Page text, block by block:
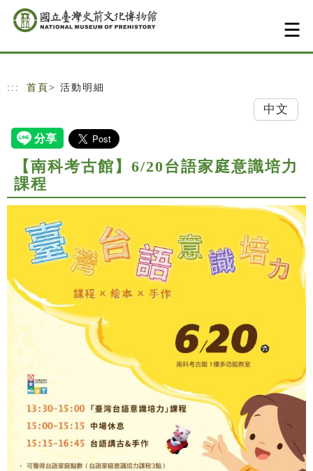
跳到主要內容
網站導覽
::: 首頁 > 活動明細
中文
【南科考古館】6/20台語家庭意識培力
課程